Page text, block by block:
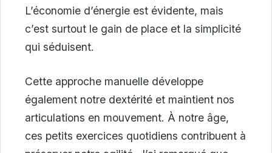
L’économie d’énergie est évidente, mais
c’est surtout le gain de place et la simplicité
qui séduisent.
Cette approche manuelle développe
également notre dextérité et maintient nos
articulations en mouvement. À notre âge,
ces petits exercices quotidiens contribuent à